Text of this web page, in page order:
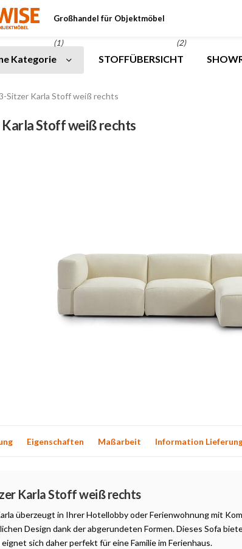
Großhandel für Objektmöbel
(1) (2)
Kategorie STOFFÜBERSICHT
Sitzer Karla Stoff weiß rechts
Stoff weiß rechts
Eigenschaften Maßarbeit Information
Karla Stoff weiß rechts
überzeugt in Ihrer Hotellobby oder Ferienwohnung mit
Design dank der abgerundeten Formen. Dieses Sofa
sich daher perfekt für eine Familie im Ferienhaus.